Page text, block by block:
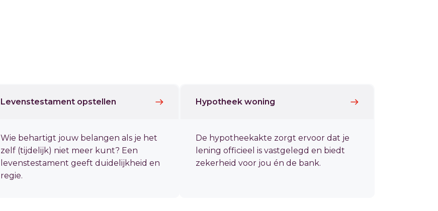
Levenstestament opstellen
Wie behartigt jouw belangen als je het
zelf (tijdelijk) niet meer kunt? Een
levenstestament geeft duidelijkheid en
regie.
Hypotheek woning
De hypotheekakte zorgt ervoor dat je
lening officieel is vastgelegd en biedt
zekerheid voor jou én de bank.